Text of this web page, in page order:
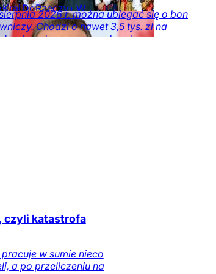
KrajDoRzeczy+W
Tylko na2026 r. można ubiegać się o bon
Chodzi o nawet 3,5 tys. zł na
domowe za cały rok.
czyli katastrofa
w sumie nieco
a po przeliczeniu na